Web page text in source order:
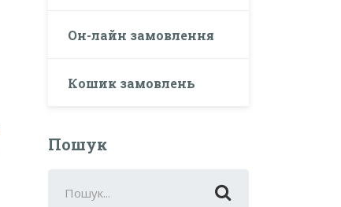
Он-лайн замовлення
Кошик замовлень
Пошук
for: